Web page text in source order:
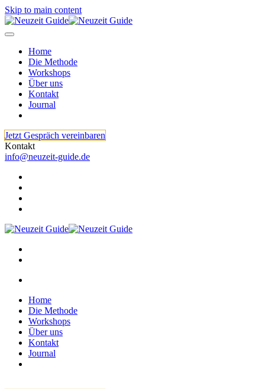
Skip to main content
Home
Die Methode
Workshops
Über uns
Kontakt
Journal
Jetzt Gespräch vereinbaren
Kontakt
info@neuzeit-guide.de
Home
Die Methode
Workshops
Über uns
Kontakt
Journal